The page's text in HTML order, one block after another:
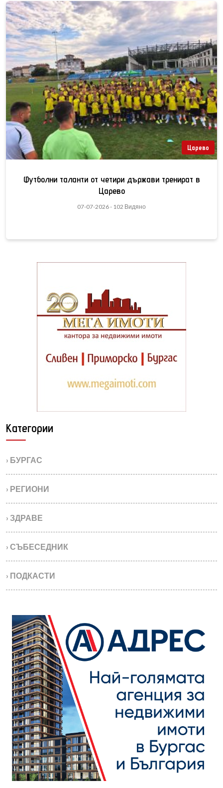
Царево
Футболни таланти от четири държави тренират в
Царево
07-07-2026 - 102 Видяно
Категории
› БУРГАС
› РЕГИОНИ
› ЗДРАВЕ
› СЪБЕСЕДНИК
› ПОДКАСТИ